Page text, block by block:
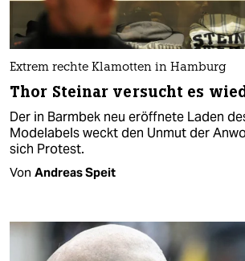
Extrem rechte Klamotten in Hamburg
Thor Steinar versucht es
Der in Barmbek neu eröffnete Laden
Modelabels weckt den Unmut der
sich Protest.
Von Andreas Speit